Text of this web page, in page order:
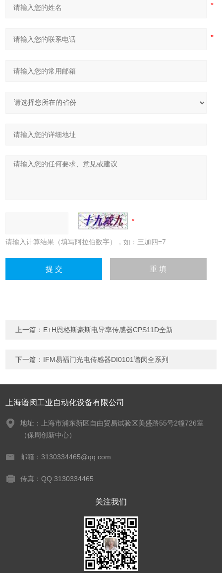
请输入计算结果（填写阿拉伯数字），如：三加四=7
上一篇： E+H恩格斯豪斯电导率传感器CPS11D全新
下一篇： IFM易福门光电传感器DI0101谱闵全系列
上海谱闵工业自动化设备有限公司
地址：上海市浦东新区自由贸易试验区美盛路55号2幢726室
（保周创新中心）
邮箱：3130334465@qq.com
传真：QQ:3130334465
关注我们